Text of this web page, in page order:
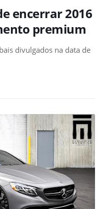
encerrar 2016
premium
divulgados na data de